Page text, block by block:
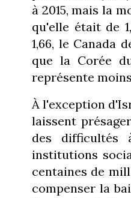
à 2015, mais la
qu'elle était de
1,66, le Canada
que la Corée
représente
À l'exception
laissent
des
institutions
centaines de
compenser la